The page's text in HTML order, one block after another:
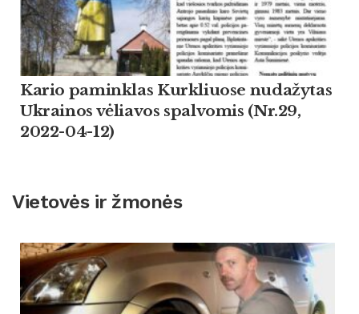
Kario paminklas Kurkliuose nudažytas
Ukrainos vėliavos spalvomis (Nr.29,
2022-04-12)
Vietovės ir žmonės